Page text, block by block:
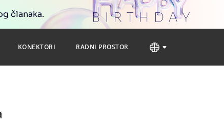
članaka.
KONEKTORI RADNI PROSTOR